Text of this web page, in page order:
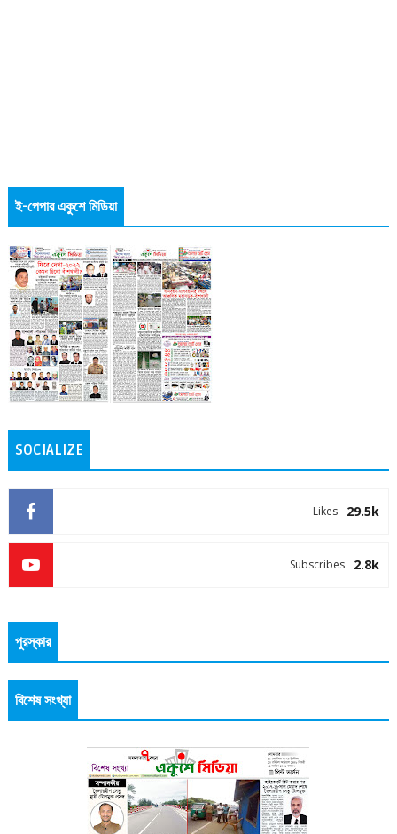
ই-পেপার একুশে মিডিয়া
SOCIALIZE
29.5k
Likes
2.8k
Subscribes
পুরস্কার
বিশেষ সংখ্যা